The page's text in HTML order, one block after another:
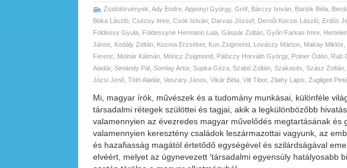
Zsidótörvények Ady Endre Apponyi György, Gróf Bárczy István Bartók Béla
Bóka László Csécsy Imre Csók István Darvas József Dernői Kocsis László Erdős
Földessy Gyula Földessyné Hermann Lula Gáspár Zoltán Győri Farkas Imre
János
Kodály Zoltán Kozma Erzsébet Kun Zsigmond Lovászy Márton Makay Miklós,
Ferenc
Molnár Kálmán Móricz Zsigmond Pálóczy Horváth György, Polner Ödön Rab
Aladár, Simándy Pál Somlay Artúr, Supka Géza Szabó Zoltán Szakasits Szász Zoltán
Józsi Jenő Tóth Aladár, Vaszary János Vikár Béla Vilt Tibor, Zilahy Lajos Zugligeti
Mi, magyar írók, művészek és a tudomány munkásai, különféle
társadalmi rétegek szülöttei és tagjai, akik a legkülönbözőbb
valamennyien az évezredes magyar művelődés megtartásának
valamennyien keresztény családok leszármazottai vagyunk, az
és hazafiasság magától értetődő egységével és szilárdságával
elvéért, melyet az úgynevezett ‘társadalmi egyensúly hatályosabb